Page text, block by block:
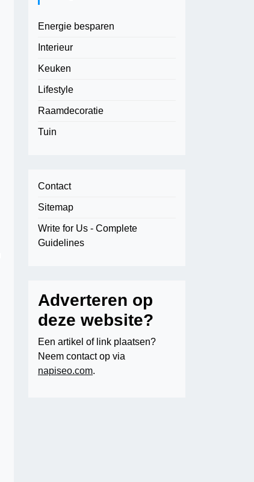
Energie besparen
Interieur
Keuken
Lifestyle
Raamdecoratie
Tuin
Contact
Sitemap
Write for Us - Complete
Guidelines
Adverteren op
deze website?
Een artikel of link plaatsen?
Neem contact op via
napiseo.com.